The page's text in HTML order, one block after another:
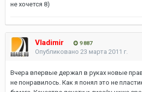
не хочется 8)
Vladimir 9 887
Опубликовано 23 марта 2011 г.
Вчера впервые держал в руках новые
не понравилось. Как я понял это не